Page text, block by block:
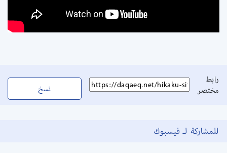
رابط
مختصر
نسخ
للمشاركة لـ فيسبوك